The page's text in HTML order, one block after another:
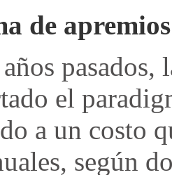
de apremios
el
a un costo
según